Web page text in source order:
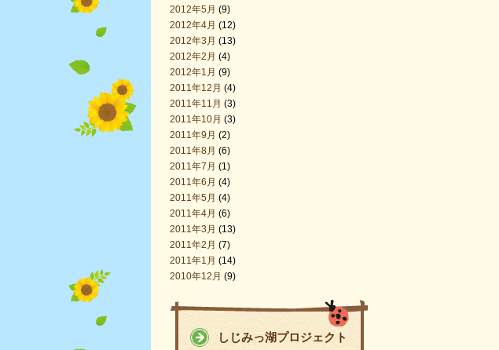
2012年5月 (9)
2012年4月 (12)
2012年3月 (13)
2012年2月 (4)
2012年1月 (9)
2011年12月 (4)
2011年11月 (3)
2011年10月 (3)
2011年9月 (2)
2011年8月 (6)
2011年7月 (1)
2011年6月 (4)
2011年5月 (4)
2011年4月 (6)
2011年3月 (13)
2011年2月 (7)
2011年1月 (14)
2010年12月 (9)
しじみっ湖プロジェクト